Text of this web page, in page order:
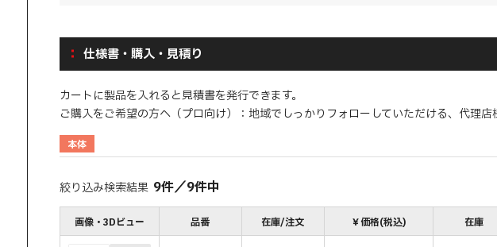
仕様書・購入・見積り
カートに製品を入れると見積書を発行できます。
ご購入をご希望の方へ（プロ向け）：地域でしっかりフォローしていただける、代理
本体
絞り込み検索結果 9件／9件中
画像・3Dビュー 品番 在庫/注文 ￥価格(税込) 在庫